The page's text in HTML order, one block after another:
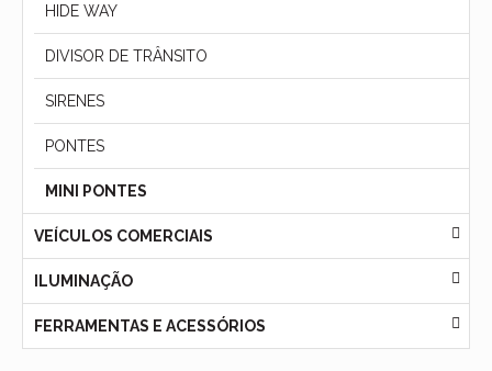
HIDE WAY
DIVISOR DE TRÂNSITO
SIRENES
PONTES
MINI PONTES
VEÍCULOS COMERCIAIS
ILUMINAÇÃO
FERRAMENTAS E ACESSÓRIOS